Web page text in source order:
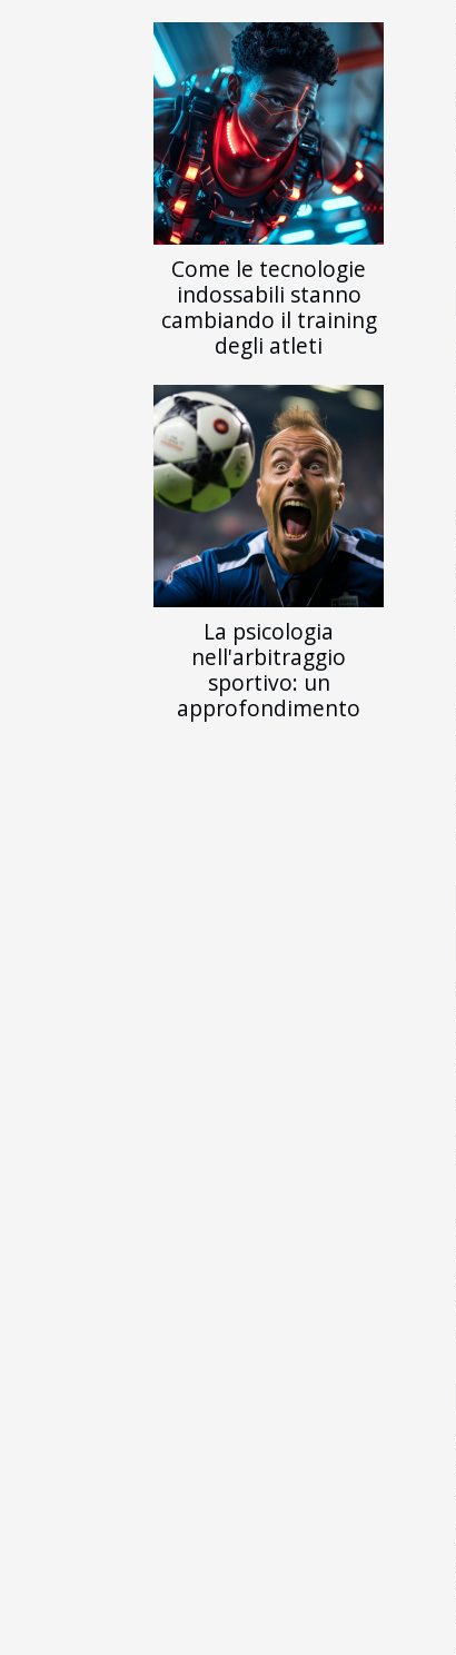
Come le tecnologie
indossabili stanno
cambiando il training
degli atleti
La psicologia
nell'arbitraggio
sportivo: un
approfondimento